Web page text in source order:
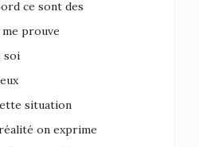
ce sont des
prouve
soi
situation
on exprime